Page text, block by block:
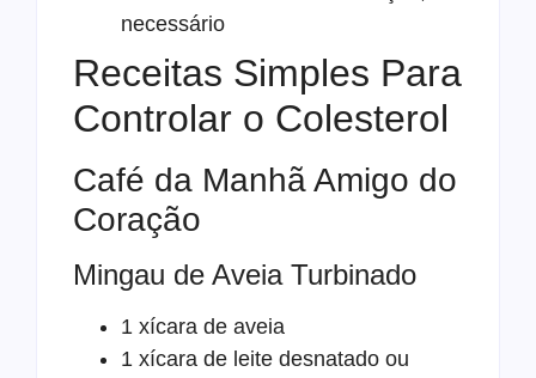
necessário
Receitas Simples Para
Controlar o Colesterol
Café da Manhã Amigo do
Coração
Mingau de Aveia Turbinado
1 xícara de aveia
1 xícara de leite desnatado ou